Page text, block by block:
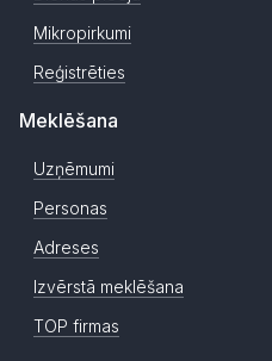
Mikropirkumi
Reģistrēties
Meklēšana
Uzņēmumi
Personas
Adreses
Izvērstā meklēšana
TOP firmas